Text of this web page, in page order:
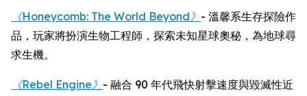
《Honeycomb: The World Beyond》 - 溫馨系生存探險作
品，玩家將扮演生物工程師，探索未知星球奧秘，為地球尋
求生機。
《Rebel Engine》 - 融合 90 年代飛快射擊速度與毀滅性近